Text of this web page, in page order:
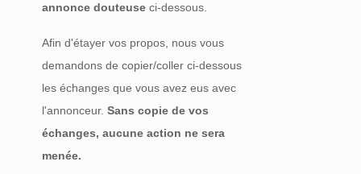
annonce douteuse ci-dessous.
Afin d'étayer vos propos, nous vous
demandons de copier/coller ci-dessous
les échanges que vous avez eus avec
l'annonceur.Sans copie de vos
échanges, aucune action ne sera
menée.